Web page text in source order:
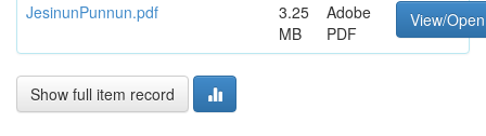
JesinunPunnun.pdf
3.25
MB
Adobe
PDF
View/Open
Show full item record